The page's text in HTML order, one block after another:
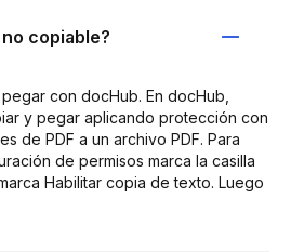
copiable?
con docHub. En docHub,
y pegar aplicando protección con
de PDF a un archivo PDF. Para
de permisos marca la casilla
Habilitar copia de texto. Luego